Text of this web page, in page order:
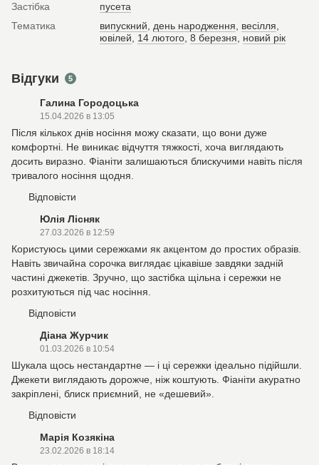
Застібка
пусета
Тематика
випускний день народження весілля
ювілей
14 лютого 8 березня новий рік
Відгуки 5
Галина Городоцька
15.04.2026 в 13:05
Після кількох днів носіння можу сказати, що вони дуже
комфортні. Не виникає відчуття тяжкості, хоча виглядають
досить виразно. Фіаніти залишаються блискучими навіть після
тривалого носіння щодня.
Відповісти
Юлія Лісняк
27.03.2026 в 12:59
Користуюсь цими сережками як акцентом до простих образів.
Навіть звичайна сорочка виглядає цікавіше завдяки задній
частині джекетів. Зручно, що застібка щільна і сережки не
розхитуються під час носіння.
Відповісти
Діана Журчик
01.03.2026 в 10:54
Шукала щось нестандартне — і ці сережки ідеально підійшли.
Джекети виглядають дорожче, ніж коштують. Фіаніти акуратно
закріплені, блиск приємний, не «дешевий».
Відповісти
Марія Козякіна
23.02.2026 в 18:14